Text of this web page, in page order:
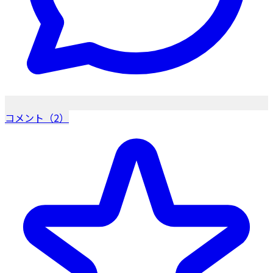
コメント（2）